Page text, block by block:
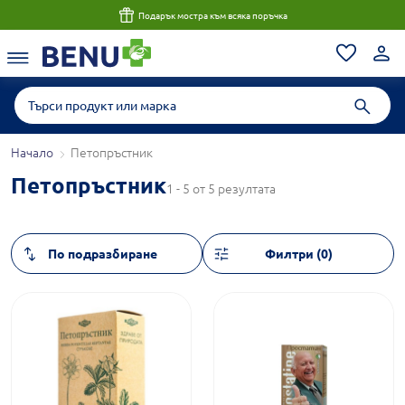
Подарък мостра към всяка поръчка
Начало Петопръстник
Петопръстник1 - 5 от 5 резултата
Филтри (0)